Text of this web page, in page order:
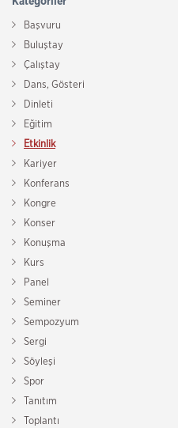
Başvuru
Buluştay
Çalıştay
Dans, Gösteri
Dinleti
Eğitim
Etkinlik
Kariyer
Konferans
Kongre
Konser
Konuşma
Kurs
Panel
Seminer
Sempozyum
Sergi
Söyleşi
Spor
Tanıtım
Toplantı